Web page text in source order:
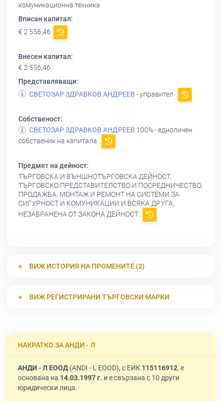
комуникационна техника
Вписан капитал:
€ 2 556,46
Внесен капитал:
€ 2 556,46
Представляващи:
СВЕТОЗАР ЗДРАВКОВ АНДРЕЕВ - управител
Собственост:
СВЕТОЗАР ЗДРАВКОВ АНДРЕЕВ 100% - едноличен
собственик на капитала
Предмет на дейност:
ТЪРГОВСКА И ВЪНШНОТЪРГОВСКА ДЕЙНОСТ,
ТЪРГОВСКО ПРЕДСТАВИТЕЛСТВО И ПОСРЕДНИЧЕСТВО,
ПРОДАЖБА, МОНТАЖ И РЕМОНТ НА СИСТЕМИ ЗА
СИГУРНОСТ И КОМУНИКАЦИИ И ВСЯКА ДРУГА,
НЕЗАБРАНЕНА ОТ ЗАКОНА ДЕЙНОСТ.
ВИЖ ИСТОРИЯ НА ПРОМЕНИТЕ (2)
ВИЖ РЕГИСТРИРАНИ ТЪРГОВСКИ МАРКИ
НАКРАТКО ЗА АНДИ - Л
АНДИ - Л ЕООД(ANDI - L EOOD), с ЕИК 115116912, е
основана на 14.03.1997 г. и е свързана с 10 други
юридически лица.